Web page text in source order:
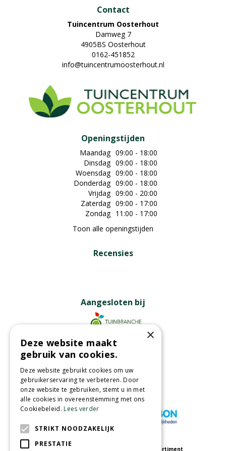
Contact
Tuincentrum Oosterhout
Damweg 7
4905BS Oosterhout
0162-451852
info@tuincentrumoosterhout.nl
Openingstijden
Maandag 09:00 - 18:00
Dinsdag 09:00 - 18:00
Woensdag 09:00 - 18:00
Donderdag 09:00 - 18:00
Vrijdag 09:00 - 20:00
Zaterdag 09:00 - 17:00
Zondag 11:00 - 17:00
Toon alle openingstijden
Recensies
Aangesloten bij
Partners
Wij accepteren
Assortiment
×
Deze website maakt
gebruik van cookies.
Deze website gebruikt cookies om uw
gebruikerservaring te verbeteren. Door
onze website te gebruiken, stemt u in met
alle cookies in overeenstemming met ons
Cookiebeleid.Lees verder
STRIKT NOODZAKELIJK
PRESTATIE